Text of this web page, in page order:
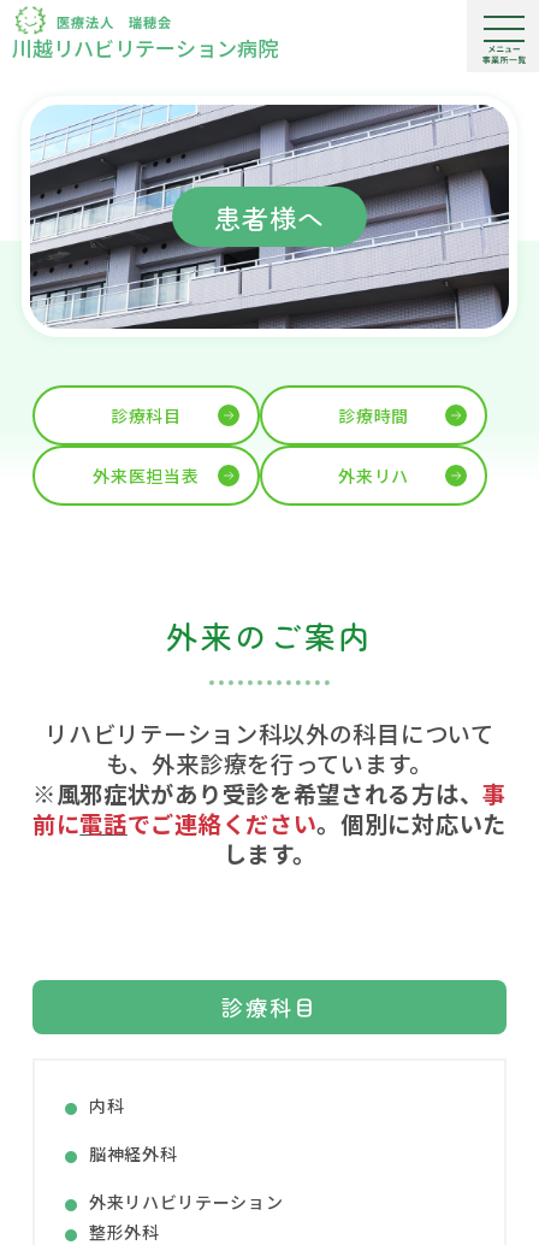
患者様へ
診療科目 診療時間
外来医担当表 外来リハ
外来のご案内
リハビリテーション科以外の科目について
も、外来診療を行っています。
※風邪症状があり受診を希望される方は、事
前に電話でご連絡ください。個別に対応いた
します。
診療科目
内科
脳神経外科
外来リハビリテーション
整形外科
川越リハビリテーション病院